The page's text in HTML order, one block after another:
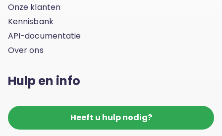
Onze klanten
Kennisbank
API-documentatie
Over ons
Hulp en info
Heeft u hulp nodig?